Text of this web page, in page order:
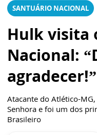
SANTUÁRIO NACIONAL
Hulk visita
Nacional:
agradecer!”
Atacante do Atlético-
Senhora e foi um dos
Brasileiro